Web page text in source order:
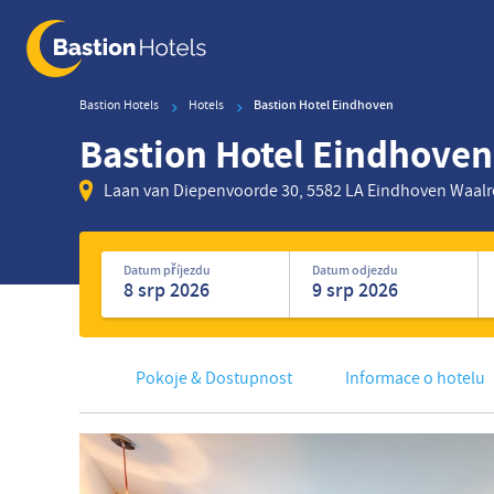
main
Bastion Hotels Hotels Bastion Hotel Eindhoven
Bastion Hotel Eindhoven
Laan van Diepenvoorde 30, 5582 LA Eindhoven
Hledat
hotelyDatum příjezdu Datum odjezdu
Pokoje & Dostupnost Informace o hotelu